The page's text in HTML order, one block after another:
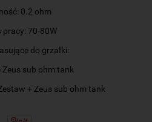
0.2 ohm
pracy: 70-80W
do grzałki:
Zeus sub ohm tank
+ Zeus sub ohm tank